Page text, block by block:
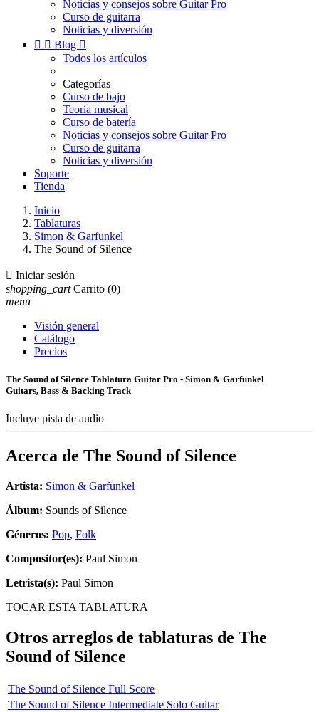
Noticias y consejos sobre Guitar Pro
Curso de guitarra
Noticias y diversión
  Blog 
Todos los artículos
Categorías
Curso de bajo
Teoría musical
Curso de batería
Noticias y consejos sobre Guitar Pro
Curso de guitarra
Noticias y diversión
Soporte
Tienda
Inicio
Tablaturas
Simon & Garfunkel
The Sound of Silence
 Iniciar sesión
shopping_cart Carrito (0)
menu
Visión general
Catálogo
Precios
The Sound of Silence Tablatura Guitar Pro - Simon & Garfunkel
Guitars, Bass & Backing Track
Incluye pista de audio
Acerca de The Sound of Silence
Artista: Simon & Garfunkel
Álbum: Sounds of Silence
Géneros: Pop, Folk
Compositor(es): Paul Simon
Letrista(s): Paul Simon
TOCAR ESTA TABLATURA
Otros arreglos de tablaturas de The
Sound of Silence
The Sound of Silence Full Score
The Sound of Silence Intermediate Solo Guitar